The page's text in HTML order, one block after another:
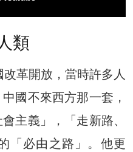
類
革開放，當時許多人
國不來西方那一套，
主義」，「走新路、
「必由之路」。他更